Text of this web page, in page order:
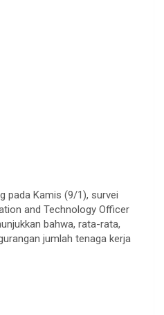
pada Kamis (9/1), survei
and Technology Officer
bahwa, rata-rata,
jumlah tenaga kerja